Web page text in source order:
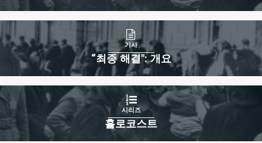
“최종 해결": 개요
기사
홀로코스트
시리즈